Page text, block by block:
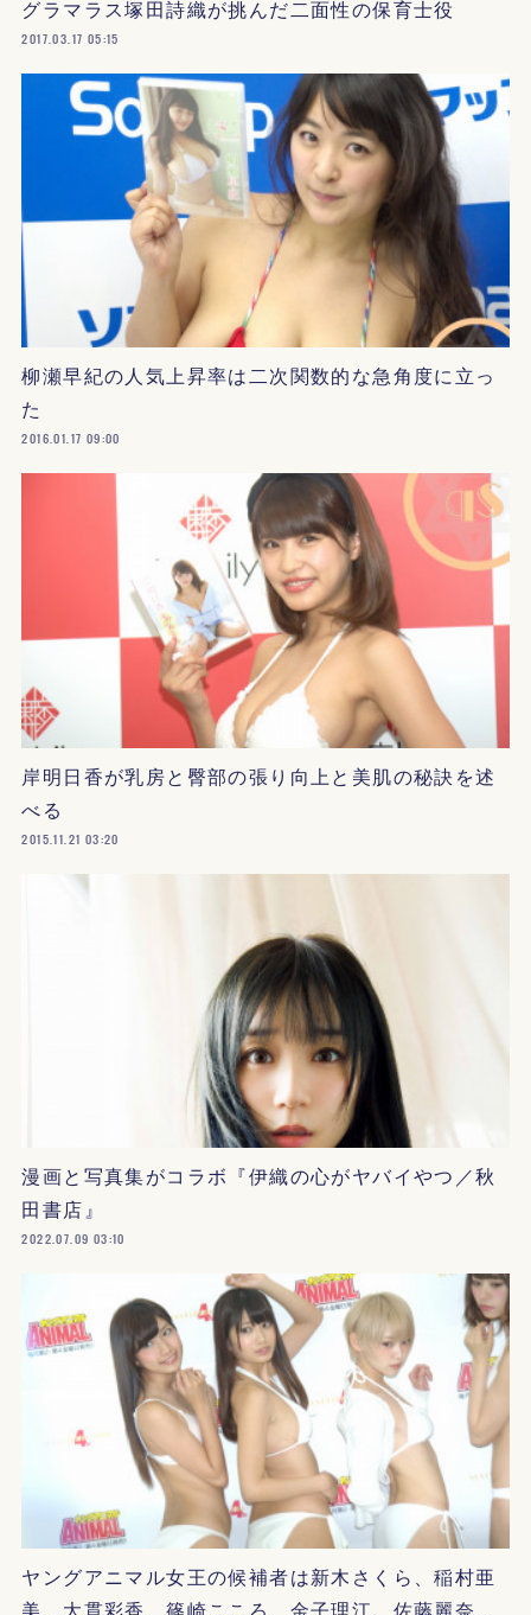
グラマラス塚田詩織が挑んだ二面性の保育士役
2017.03.17 05:15
柳瀬早紀の人気上昇率は二次関数的な急角度に立っ
た
2016.01.17 09:00
岸明日香が乳房と臀部の張り向上と美肌の秘訣を述
べる
2015.11.21 03:20
漫画と写真集がコラボ『伊織の心がヤバイやつ／秋
田書店』
2022.07.09 03:10
ヤングアニマル女王の候補者は新木さくら、稲村亜